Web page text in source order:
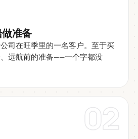
准备
司在旺季里的一名客户。至于买
远航前的准备——一个字都没
02